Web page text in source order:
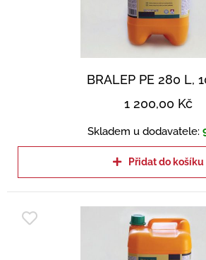
BRALEP PE 280 L,
1 200,00 Kč
Skladem u dodavatele:
Přidat do košíku